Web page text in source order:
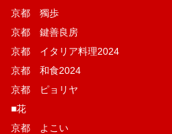
京都 獨歩
京都 鍵善良房
京都 イタリア料理2024
京都 和食2024
京都 ピョリヤ
■花
京都 よこい